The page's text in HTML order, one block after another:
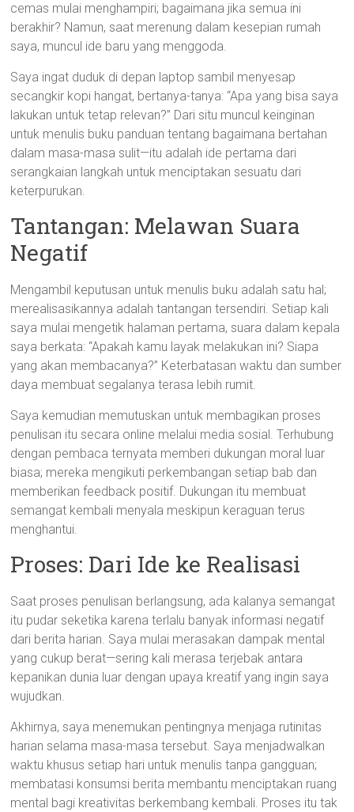
cemas mulai menghampiri; bagaimana jika semua ini
berakhir? Namun, saat merenung dalam kesepian rumah
saya, muncul ide baru yang menggoda.
Saya ingat duduk di depan laptop sambil menyesap
secangkir kopi hangat, bertanya-tanya: “Apa yang bisa saya
lakukan untuk tetap relevan?” Dari situ muncul keinginan
untuk menulis buku panduan tentang bagaimana bertahan
dalam masa-masa sulit—itu adalah ide pertama dari
serangkaian langkah untuk menciptakan sesuatu dari
keterpurukan.
Tantangan: Melawan Suara
Negatif
Mengambil keputusan untuk menulis buku adalah satu hal;
merealisasikannya adalah tantangan tersendiri. Setiap kali
saya mulai mengetik halaman pertama, suara dalam kepala
saya berkata: “Apakah kamu layak melakukan ini? Siapa
yang akan membacanya?” Keterbatasan waktu dan sumber
daya membuat segalanya terasa lebih rumit.
Saya kemudian memutuskan untuk membagikan proses
penulisan itu secara online melalui media sosial. Terhubung
dengan pembaca ternyata memberi dukungan moral luar
biasa; mereka mengikuti perkembangan setiap bab dan
memberikan feedback positif. Dukungan itu membuat
semangat kembali menyala meskipun keraguan terus
menghantui.
Proses: Dari Ide ke Realisasi
Saat proses penulisan berlangsung, ada kalanya semangat
itu pudar seketika karena terlalu banyak informasi negatif
dari berita harian. Saya mulai merasakan dampak mental
yang cukup berat—sering kali merasa terjebak antara
kepanikan dunia luar dengan upaya kreatif yang ingin saya
wujudkan.
Akhirnya, saya menemukan pentingnya menjaga rutinitas
harian selama masa-masa tersebut. Saya menjadwalkan
waktu khusus setiap hari untuk menulis tanpa gangguan;
membatasi konsumsi berita membantu menciptakan ruang
mental bagi kreativitas berkembang kembali. Proses itu tak